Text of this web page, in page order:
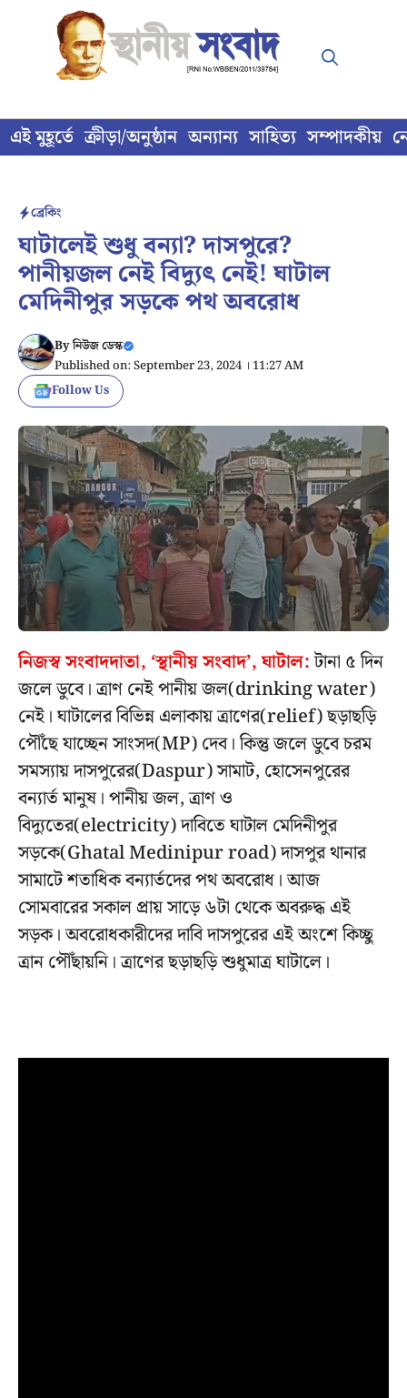
content
এই মুহূর্তে ক্রীড়া/অনুষ্ঠান অন্যান্য সাহিত্য সম্পাদকীয়
ব্রেকিং
ঘাটালেই শুধু বন্যা? দাসপুরে?
পানীয়জল নেই বিদ্যুৎ নেই! ঘাটাল
মেদিনীপুর সড়কে পথ অবরোধ
Byনিউজ ডেস্ক
Published on: September 23, 2024 । 11:27 AM
Follow Us
নিজস্ব সংবাদদাতা, ‘স্থানীয় সংবাদ’, ঘাটাল:টানা ৫ দিন
জলে ডুবে। ত্রাণ নেই পানীয় জল(drinking water)
নেই। ঘাটালের বিভিন্ন এলাকায় ত্রাণের(relief) ছড়াছড়ি
পৌঁছে যাচ্ছেন সাংসদ(MP) দেব। কিন্তু জলে ডুবে চরম
সমস্যায় দাসপুরের(Daspur) সামাট, হোসেনপুরের
বন্যার্ত মানুষ। পানীয় জল, ত্রাণ ও
বিদ্যুতের(electricity) দাবিতে ঘাটাল মেদিনীপুর
সড়কে(Ghatal Medinipur road) দাসপুর থানার
সামাটে শতাধিক বন্যার্তদের পথ অবরোধ। আজ
সোমবারের সকাল প্রায় সাড়ে ৬টা থেকে অবরুদ্ধ এই
সড়ক। অবরোধকারীদের দাবি দাসপুরের এই অংশে কিচ্ছু
ত্রান পৌঁছায়নি। ত্রাণের ছড়াছড়ি শুধুমাত্র ঘাটালে।